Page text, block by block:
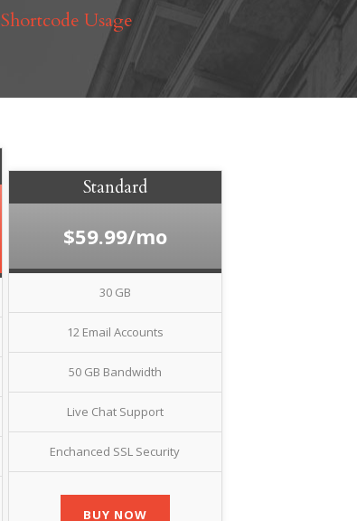
Shortcode Usage
Standard
$59.99/mo
30 GB
12 Email Accounts
50 GB Bandwidth
Live Chat Support
Enchanced SSL Security
BUY NOW